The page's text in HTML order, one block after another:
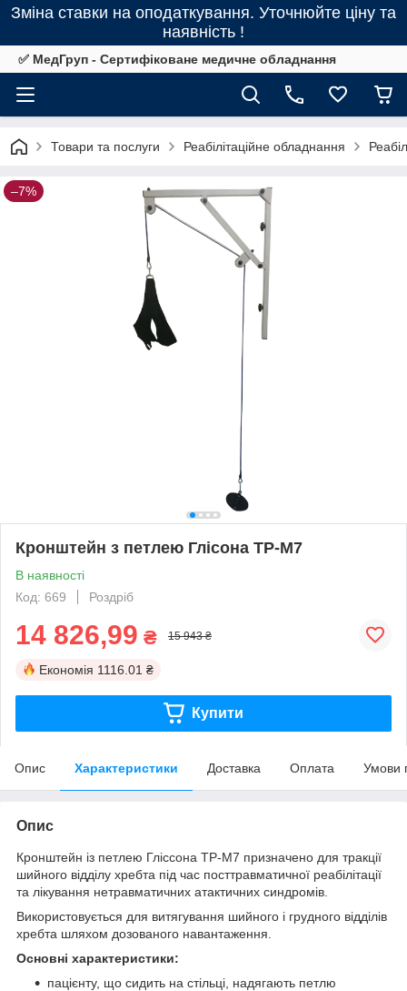
Зміна ставки на оподаткування. Уточнюйте ціну та
наявність !
✅ МедГруп - Сертифіковане медичне обладнання
Товари та послуги Реабілітаційне обладнання
–7%
Кронштейн з петлею Глісона ТР-М7
В наявності
Код: 669
Роздріб
14 826,99 ₴ 15 943 ₴
Економія 1116.01 ₴
Купити
Опис Характеристики Доставка Оплата Умови
Опис
Кронштейн із петлею Гліссона ТР-М7 призначено для тракції
шийного відділу хребта під час посттравматичної реабілітації
та лікування нетравматичних атактичних синдромів.
Використовується для витягування шийного і грудного відділів
хребта шляхом дозованого навантаження.
Основні характеристики:
пацієнту, що сидить на стільці, надягають петлю